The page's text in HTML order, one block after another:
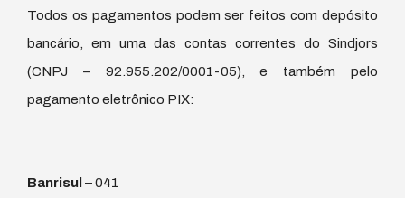
Todos os pagamentos podem ser feitos com depósito
bancário, em uma das contas correntes do Sindjors
(CNPJ – 92.955.202/0001-05), e também pelo
pagamento eletrônico PIX:
Banrisul – 041